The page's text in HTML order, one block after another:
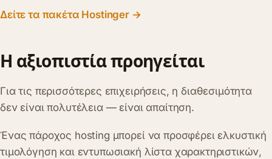
Δείτε τα πακέτα Hostinger →
Η αξιοπιστία προηγείται
Για τις περισσότερες επιχειρήσεις, η διαθεσιμότητα
δεν είναι πολυτέλεια — είναι απαίτηση.
Ένας πάροχος hosting μπορεί να προσφέρει ελκυστική
τιμολόγηση και εντυπωσιακή λίστα χαρακτηριστικών,